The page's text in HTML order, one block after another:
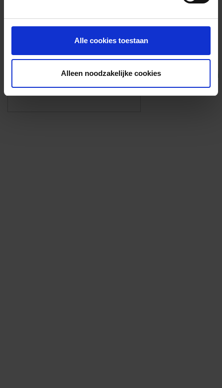
Alle cookies toestaan
Alleen noodzakelijke cookies
Foto’s ({{photos.length}})
Eigen foto’s